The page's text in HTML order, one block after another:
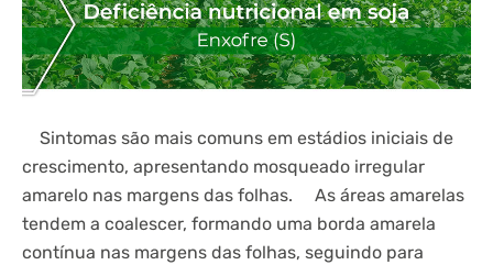
Sintomas são mais comuns em estádios iniciais de
crescimento, apresentando mosqueado irregular
amarelo nas margens das folhas. As áreas amarelas
tendem a coalescer, formando uma borda amarela
contínua nas margens das folhas, seguindo para